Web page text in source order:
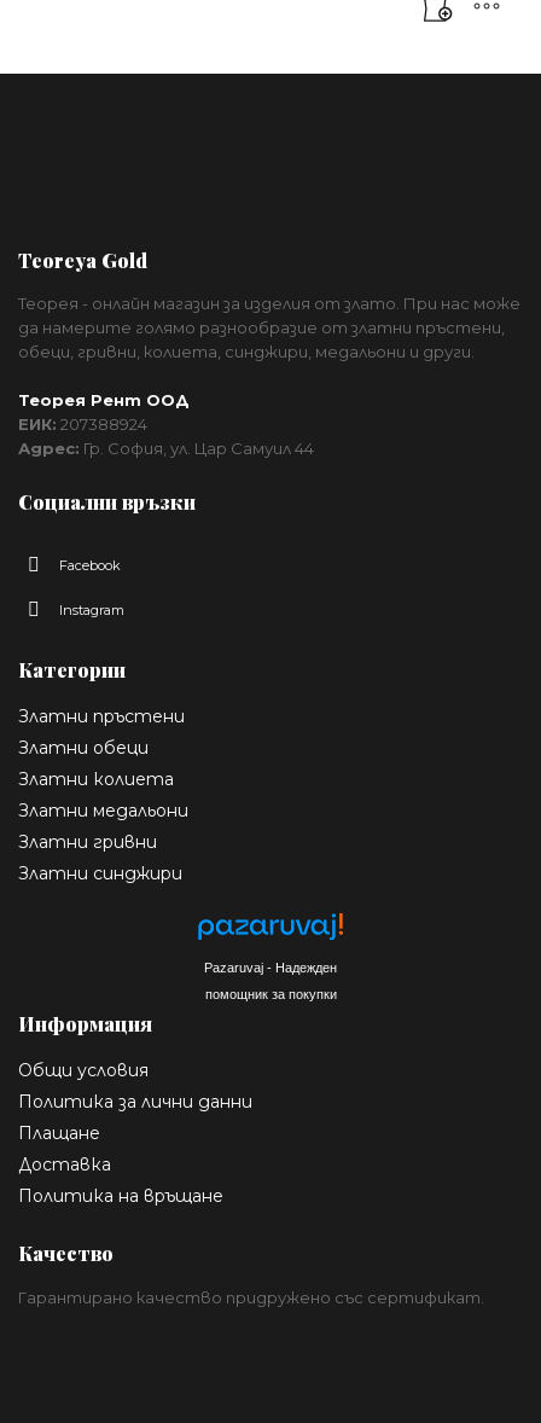
Teoreya Gold
Теорея - онлайн магазин за изделия от злато. При нас може
да намерите голямо разнообразие от златни пръстени,
обеци, гривни, колиета, синджири, медальони и други.
Теорея Рент ООД
ЕИК: 207388924
Адрес: Гр. София, ул. Цар Самуил 44
Социални връзки
Facebook
Instagram
Категории
Златни пръстени
Златни обеци
Златни колиета
Златни медальони
Златни гривни
Златни синджири
Pazaruvaj - Надежден
помощник за покупки
Информация
Общи условия
Политика за лични данни
Плащане
Доставка
Политика на връщане
Качество
Гарантирано качество придружено със сертификат.